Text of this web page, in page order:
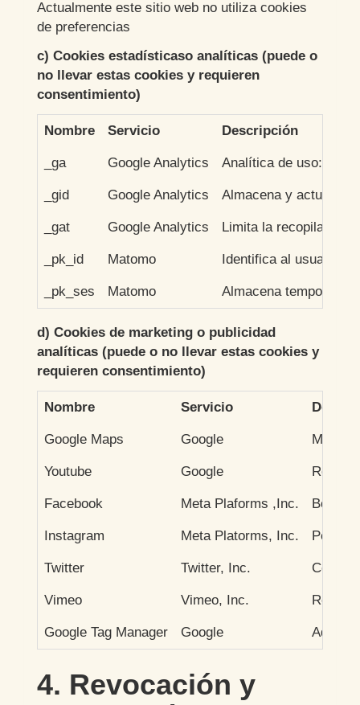
Actualmente este sitio web no utiliza cookies
de preferencias
c) Cookies estadísticaso analíticas (puede o
no llevar estas cookies y requieren
consentimiento)
Nombre Servicio Descripción
_ga Google Analytics Analítica de uso: nº
_gid Google Analytics Almacena y actualiza
_gat Google Analytics Limita la recopilación
_pk_id Matomo Identifica al usuario
_pk_ses Matomo Almacena
d) Cookies de marketing o publicidad
analíticas (puede o no llevar estas cookies y
requieren consentimiento)
Nombre Servicio
Google Maps Google
Youtube Google
Facebook Meta Plaforms ,Inc. Botón
Instagram Meta Platorms, Inc. Perfil
Twitter Twitter, Inc.
Vimeo Vimeo, Inc.
Google Tag Manager Google
4. Revocación y